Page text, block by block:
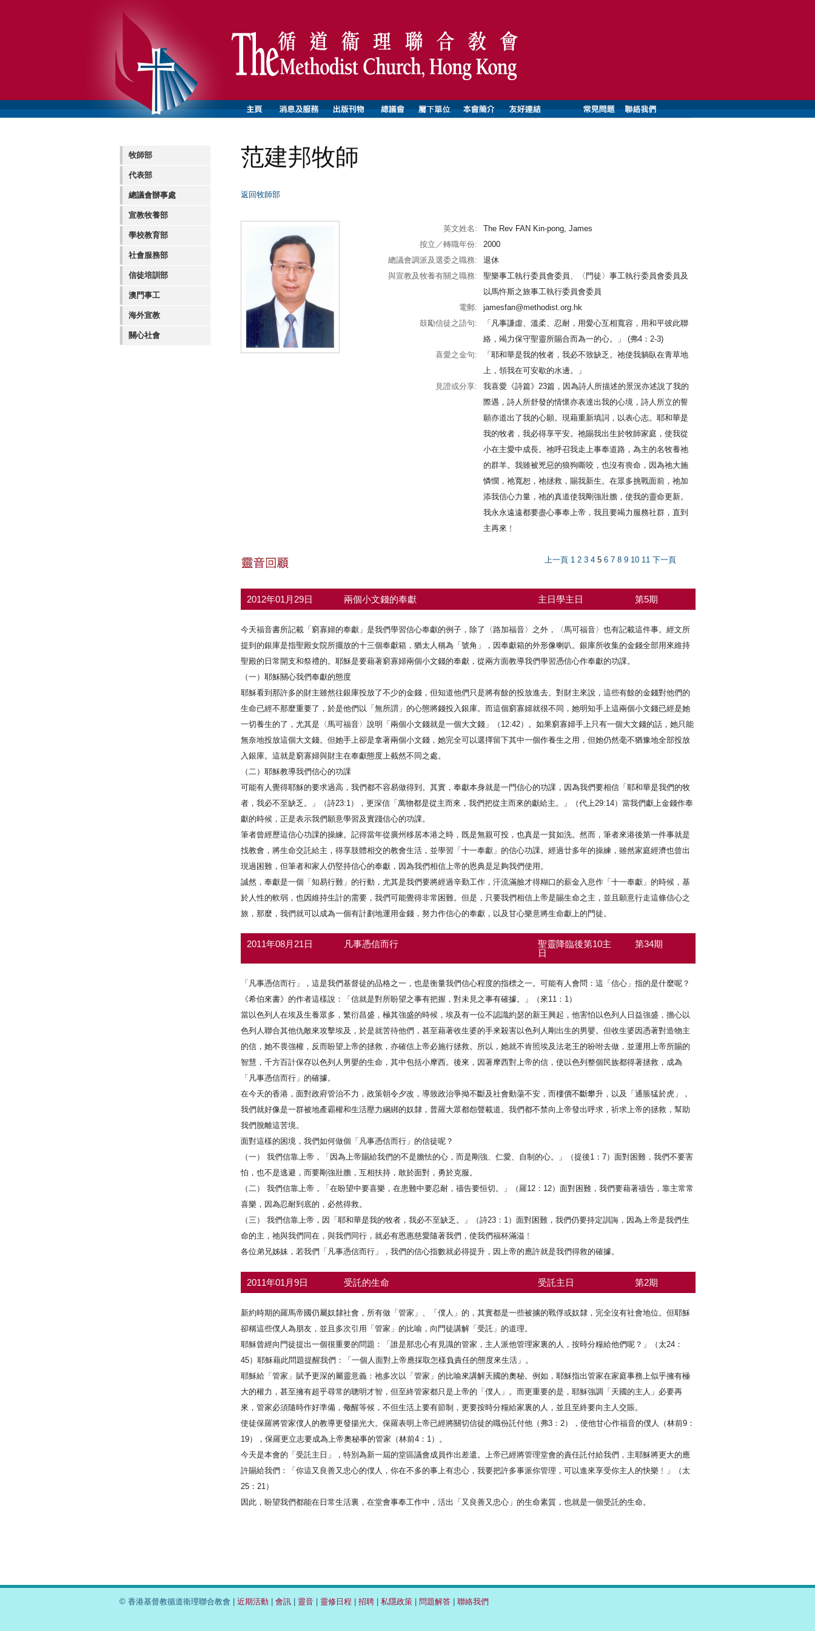
牧師部
代表部
總議會辦事處
宣教牧養部
學校教育部
社會服務部
信徒培訓部
澳門事工
海外宣教
關心社會
范建邦牧師
返回牧師部
英文姓名:
The Rev FAN Kin-pong, James
按立／轉職年份:
2000
總議會調派及選委之職務:
退休
與宣教及牧養有關之職務:
聖樂事工執行委員會委員、〈門徒〉事工執行委員會委員及
以馬忤斯之旅事工執行委員會委員
電郵:
jamesfan@methodist.org.hk
鼓勵信徒之語句:
「凡事謙虛、溫柔、忍耐，用愛心互相寬容，用和平彼此聯
絡，竭力保守聖靈所賜合而為一的心。」 (弗4：2-3)
喜愛之金句:
「耶和華是我的牧者，我必不致缺乏。祂使我躺臥在青草地
上，領我在可安歇的水邊。」
見證或分享:
我喜愛《詩篇》23篇，因為詩人所描述的景況亦述說了我的
際遇，詩人所舒發的情懷亦表達出我的心境，詩人所立的誓
願亦道出了我的心願。現藉重新填詞，以表心志。耶和華是
我的牧者，我必得享平安。祂賜我出生於牧師家庭，使我從
小在主愛中成長。祂呼召我走上事奉道路，為主的名牧養祂
的群羊。我雖被兇惡的狼狗嘶咬，也沒有喪命，因為祂大施
憐憫，祂寬恕，祂拯救，賜我新生。在眾多挑戰面前，祂加
添我信心力量，祂的真道使我剛強壯膽，使我的靈命更新。
我永永遠遠都要盡心事奉上帝，我且要竭力服務社群，直到
主再來﹗
上一頁 1 2 3 4 5 6 7 8 9 10 11 下一頁
2012年01月29日 兩個小文錢的奉獻 主日學主日 第5期
今天福音書所記載「窮寡婦的奉獻」是我們學習信心奉獻的例子，除了〈路加福音〉之外，〈馬可福音〉也有記載這件事。經文所
提到的銀庫是指聖殿女院所擺放的十三個奉獻箱，猶太人稱為「號角」，因奉獻箱的外形像喇叭。銀庫所收集的金錢全部用來維持
聖殿的日常開支和祭禮的。耶穌是要藉著窮寡婦兩個小文錢的奉獻，從兩方面教導我們學習憑信心作奉獻的功課。
（一）耶穌關心我們奉獻的態度
耶穌看到那許多的財主雖然往銀庫投放了不少的金錢，但知道他們只是將有餘的投放進去。對財主來說，這些有餘的金錢對他們的
生命已經不那麼重要了，於是他們以「無所謂」的心態將錢投入銀庫。而這個窮寡婦就很不同，她明知手上這兩個小文錢已經是她
一切養生的了，尤其是〈馬可福音〉說明「兩個小文錢就是一個大文錢」（12:42）。如果窮寡婦手上只有一個大文錢的話，她只能
無奈地投放這個大文錢。但她手上卻是拿著兩個小文錢，她完全可以選擇留下其中一個作養生之用，但她仍然毫不猶豫地全部投放
入銀庫。這就是窮寡婦與財主在奉獻態度上截然不同之處。
（二）耶穌教導我們信心的功課
可能有人覺得耶穌的要求過高，我們都不容易做得到。其實，奉獻本身就是一門信心的功課，因為我們要相信「耶和華是我們的牧
者，我必不至缺乏。」（詩23:1），更深信「萬物都是從主而來，我們把從主而來的獻給主。」（代上29:14）當我們獻上金錢作奉
獻的時候，正是表示我們願意學習及實踐信心的功課。
筆者曾經歷這信心功課的操練。記得當年從廣州移居本港之時，既是無親可投，也真是一貧如洗。然而，筆者來港後第一件事就是
找教會，將生命交託給主，得享肢體相交的教會生活，並學習「十一奉獻」的信心功課。經過廿多年的操練，雖然家庭經濟也曾出
現過困難，但筆者和家人仍堅持信心的奉獻，因為我們相信上帝的恩典是足夠我們使用。
誠然，奉獻是一個「知易行難」的行動，尤其是我們要將經過辛勤工作，汗流滿臉才得糊口的薪金入息作「十一奉獻」的時候，基
於人性的軟弱，也因維持生計的需要，我們可能覺得非常困難。但是，只要我們相信上帝是賜生命之主，並且願意行走這條信心之
旅，那麼，我們就可以成為一個有計劃地運用金錢，努力作信心的奉獻，以及甘心樂意將生命獻上的門徒。
2011年08月21日 凡事憑信而行
聖靈降臨後第10主
日
第34期
「凡事憑信而行」，這是我們基督徒的品格之一，也是衡量我們信心程度的指標之一。可能有人會問：這「信心」指的是什麼呢？
《希伯來書》的作者這樣說：「信就是對所盼望之事有把握，對未見之事有確據。」（來11：1）
當以色列人在埃及生養眾多，繁衍昌盛，極其強盛的時候，埃及有一位不認識約瑟的新王興起，他害怕以色列人日益強盛，擔心以
色列人聯合其他仇敵來攻擊埃及，於是就苦待他們，甚至藉著收生婆的手來殺害以色列人剛出生的男嬰。但收生婆因憑著對造物主
的信，她不畏強權，反而盼望上帝的拯救，亦確信上帝必施行拯救。所以，她就不肯照埃及法老王的吩咐去做，並運用上帝所賜的
智慧，千方百計保存以色列人男嬰的生命，其中包括小摩西。後來，因著摩西對上帝的信，使以色列整個民族都得著拯救，成為
「凡事憑信而行」的確據。
在今天的香港，面對政府管治不力，政策朝令夕改，導致政治爭拗不斷及社會動蕩不安，而樓價不斷攀升，以及「通脹猛於虎」，
我們就好像是一群被地產霸權和生活壓力綑綁的奴隸，普羅大眾都怨聲載道。我們都不禁向上帝發出呼求，祈求上帝的拯救，幫助
我們脫離這苦境。
面對這樣的困境，我們如何做個「凡事憑信而行」的信徒呢？
（一） 我們信靠上帝，「因為上帝賜給我們的不是膽怯的心，而是剛強、仁愛、自制的心。」（提後1：7）面對困難，我們不要害
怕，也不是逃避，而要剛強壯膽，互相扶持，敢於面對，勇於克服。
（二） 我們信靠上帝，「在盼望中要喜樂，在患難中要忍耐，禱告要恒切。」（羅12：12）面對困難，我們要藉著禱告，靠主常常
喜樂，因為忍耐到底的，必然得救。
（三） 我們信靠上帝，因「耶和華是我的牧者，我必不至缺乏。」（詩23：1）面對困難，我們仍要持定訓誨，因為上帝是我們生
命的主，祂與我們同在，與我們同行，就必有恩惠慈愛隨著我們，使我們福杯滿溢﹗
各位弟兄姊妹，若我們「凡事憑信而行」，我們的信心指數就必得提升，因上帝的應許就是我們得救的確據。
2011年01月9日 受託的生命 受託主日 第2期
新約時期的羅馬帝國仍屬奴隸社會，所有做「管家」、「僕人」的，其實都是一些被擄的戰俘或奴隸，完全沒有社會地位。但耶穌
卻稱這些僕人為朋友，並且多次引用「管家」的比喻，向門徒講解「受託」的道理。
耶穌曾經向門徒提出一個很重要的問題：「誰是那忠心有見識的管家，主人派他管理家裏的人，按時分糧給他們呢？」（太24：
45）耶穌藉此問題提醒我們：「一個人面對上帝應採取怎樣負責任的態度來生活」。
耶穌給「管家」賦予更深的屬靈意義：祂多次以「管家」的比喻來講解天國的奧秘。例如，耶穌指出管家在家庭事務上似乎擁有極
大的權力，甚至擁有超乎尋常的聰明才智，但至終管家都只是上帝的「僕人」。而更重要的是，耶穌強調「天國的主人」必要再
來，管家必須隨時作好準備，儆醒等候，不但生活上要有節制，更要按時分糧給家裏的人，並且至終要向主人交賬。
使徒保羅將管家僕人的教導更發揚光大。保羅表明上帝已經將關切信徒的職份託付他（弗3：2），使他甘心作福音的僕人（林前9：
19），保羅更立志要成為上帝奧秘事的管家（林前4：1）。
今天是本會的「受託主日」，特別為新一屆的堂區議會成員作出差遣。上帝已經將管理堂會的責任託付給我們，主耶穌將更大的應
許賜給我們：「你這又良善又忠心的僕人，你在不多的事上有忠心，我要把許多事派你管理，可以進來享受你主人的快樂﹗」（太
25：21）
因此，盼望我們都能在日常生活裏，在堂會事奉工作中，活出「又良善又忠心」的生命素質，也就是一個受託的生命。
© 香港基督教循道衛理聯合教會 | 近期活動 會訊 靈音 靈修日程 招聘 私隱政策 問題解答 聯絡我們